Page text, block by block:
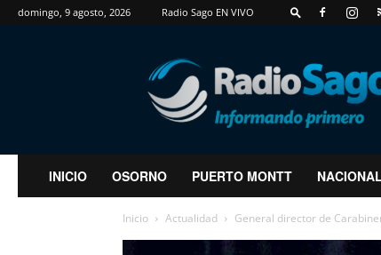
domingo, 9 agosto, 2026 Radio Sago EN VIVO
RadioSago
INICIO OSORNO PUERTO MONTT
Inicio Actualidad General director de